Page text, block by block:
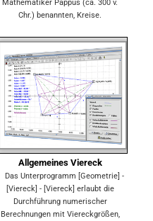
Mathematiker Pappus (ca. 300 v.
Chr.) benannten, Kreise.
Allgemeines Viereck
Das Unterprogramm [Geometrie] -
[Viereck] - [Viereck] erlaubt die
Durchführung numerischer
Berechnungen mit Viereckgrößen,